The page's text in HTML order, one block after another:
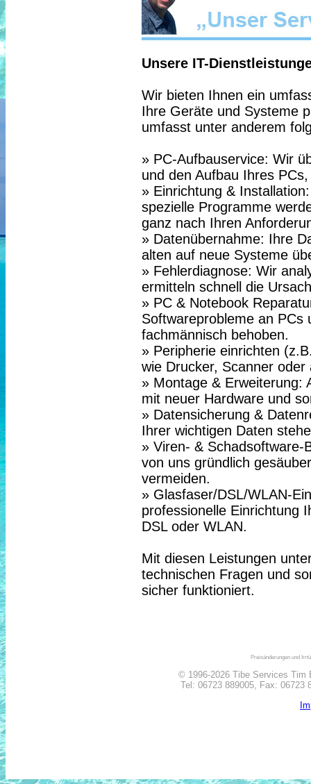
Unsere IT-
Wir bieten Ihnen ein
Ihre Geräte und Systeme
umfasst unter anderem
» PC-Aufbauservice: Wir
und den Aufbau Ihres
» Einrichtung &
spezielle Programme
ganz nach Ihren
» Datenübernahme: Ihre
alten auf neue Systeme
» Fehlerdiagnose: Wir
ermitteln schnell die
» PC & Notebook
Softwareprobleme an PCs
fachmännisch behoben.
» Peripherie einrichten
wie Drucker, Scanner
» Montage & Erweiterung:
mit neuer Hardware und
» Datensicherung &
Ihrer wichtigen Daten
» Viren- & Schadsoftware-
von uns gründlich
vermeiden.
» Glasfaser/DSL/WLAN-
professionelle Einrichtung
DSL oder WLAN.
Mit diesen Leistungen
technischen Fragen und
sicher funktioniert.
Preisänderungen und
© 1996-2026 Tibe Services Tim
Tel: 06723 889005, Fax: 06723